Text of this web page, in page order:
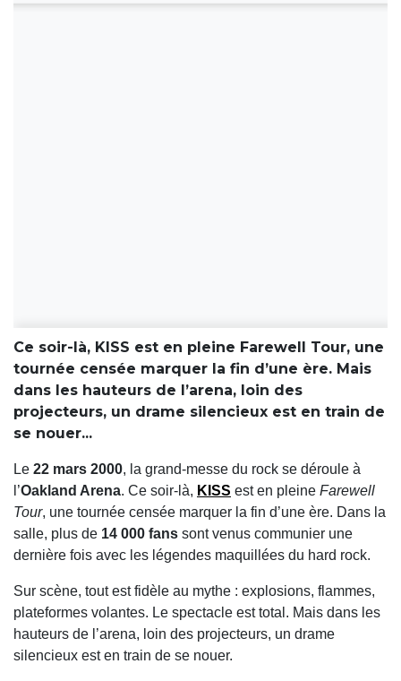
Ce soir-là, KISS est en pleine Farewell Tour, une
tournée censée marquer la fin d’une ère. Mais
dans les hauteurs de l’arena, loin des
projecteurs, un drame silencieux est en train de
se nouer...
Le 22 mars 2000, la grand-messe du rock se déroule à
l’Oakland Arena. Ce soir-là, KISS est en pleine Farewell
Tour, une tournée censée marquer la fin d’une ère. Dans la
salle, plus de 14 000 fans sont venus communier une
dernière fois avec les légendes maquillées du hard rock.
Sur scène, tout est fidèle au mythe : explosions, flammes,
plateformes volantes. Le spectacle est total. Mais dans les
hauteurs de l’arena, loin des projecteurs, un drame
silencieux est en train de se nouer.